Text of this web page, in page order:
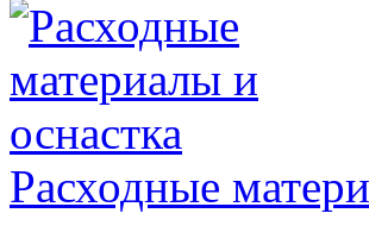
Расходные